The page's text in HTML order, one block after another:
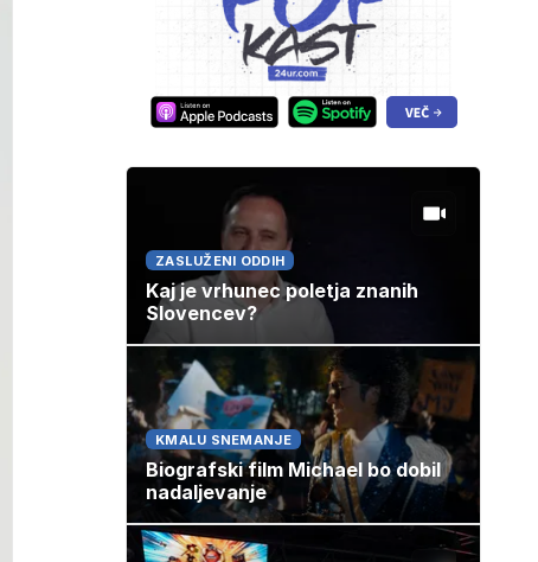
ZASLUŽENI ODDIH
Kaj je vrhunec poletja znanih
Slovencev?
KMALU SNEMANJE
Biografski film Michael bo dobil
nadaljevanje